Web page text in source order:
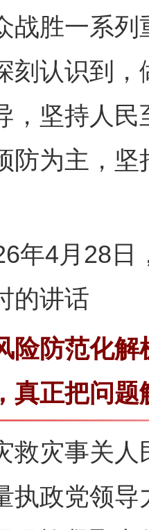
战胜一系
刻认识到
，坚持人
防为主，
月28日，
的讲话
防范化解
真正把问
灾事关人
执政党领